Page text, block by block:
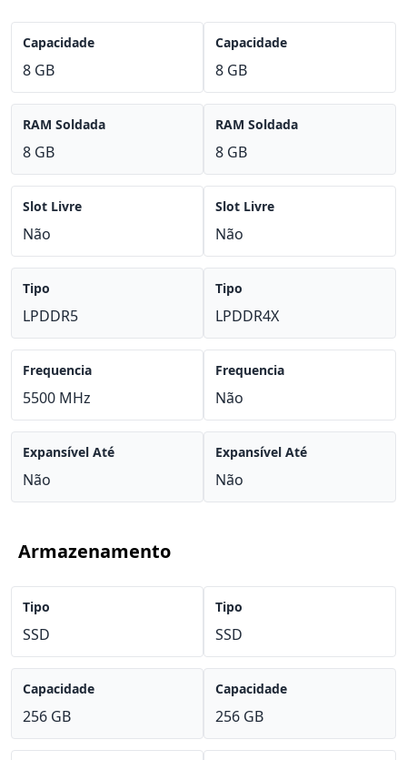
Capacidade
8 GB
RAM Soldada
8 GB
Slot Livre
Não
Tipo
LPDDR5
Frequencia
5500 MHz
Expansível Até
Não
Capacidade
8 GB
RAM Soldada
8 GB
Slot Livre
Não
Tipo
LPDDR4X
Frequencia
Não
Expansível Até
Não
Armazenamento
Tipo
SSD
Capacidade
256 GB
Tipo
SSD
Capacidade
256 GB